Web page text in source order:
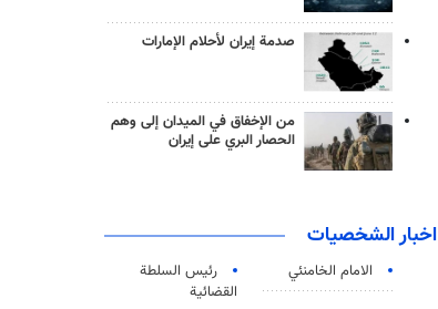
صدمة إيران لأحلام الإمارات
من الإخفاق في الميدان إلى وهم
الحصار البري على إيران
اخبار الشخصيات
الامام الخامنئي
رئیس السلطة
القضائیة